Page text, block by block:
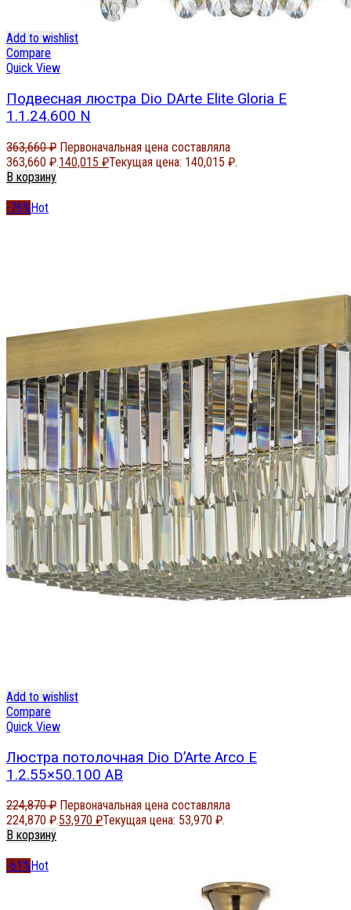
Add to wishlist
Compare
Quick View
Подвесная люстра Dio DArte Elite Gloria E
1.1.24.600 N
363,660₽ Первоначальная цена составляла
363,660 ₽.140,015 ₽Текущая цена: 140,015 ₽.
В корзину
-76%Hot
Add to wishlist
Compare
Quick View
Люстра потолочная Dio D’Arte Arco E
1.2.55×50.100 AB
224,870₽ Первоначальная цена составляла
224,870 ₽.53,970 ₽Текущая цена: 53,970 ₽.
В корзину
-61% Hot